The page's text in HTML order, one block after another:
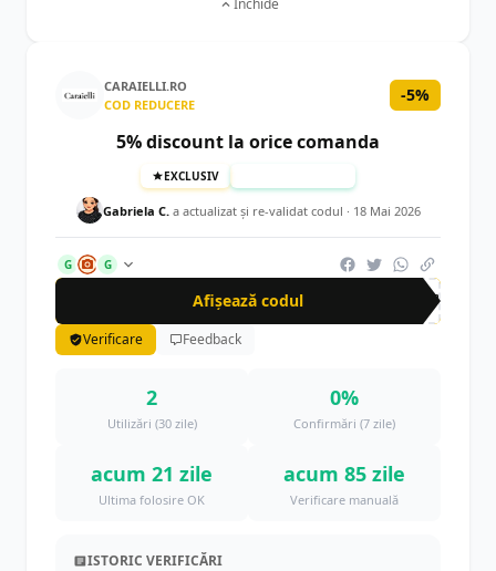
Închide
CARAIELLI.RO
COD REDUCERE
-5%
5% discount la orice comanda
EXCLUSIV
Gabriela C. a actualizat şi re-validat codul · 18 Mai 2026
G G
Afișează codul CUP
Verificare Feedback
2
Utilizări (30 zile)
0%
Confirmări (7 zile)
acum 21 zile
Ultima folosire OK
acum 85 zile
Verificare manuală
ISTORIC VERIFICĂRI